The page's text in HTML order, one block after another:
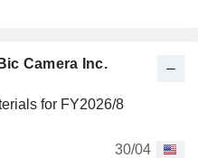
Camera Inc.
for FY2026/8
30/04